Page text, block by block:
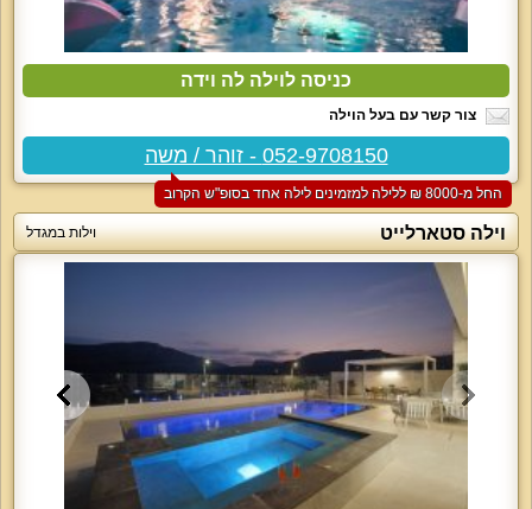
כניסה לוילה לה וידה
צור קשר עם בעל הוילה
052-9708150 - זוהר / משה
החל מ-‏8000 ₪ ללילה למזמינים לילה אחד בסופ"ש הקרוב
וילה סטארלייט וילות במגדל